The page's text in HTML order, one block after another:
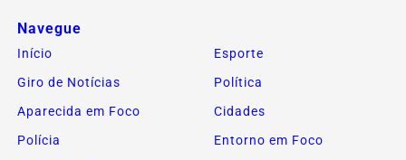
Navegue
Início
Esporte
Giro de Notícias
Política
Aparecida em Foco
Cidades
Polícia
Entorno em Foco